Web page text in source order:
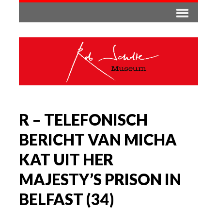
R – TELEFONISCH
BERICHT VAN MICHA
KAT UIT HER
MAJESTY’S PRISON IN
BELFAST (34)